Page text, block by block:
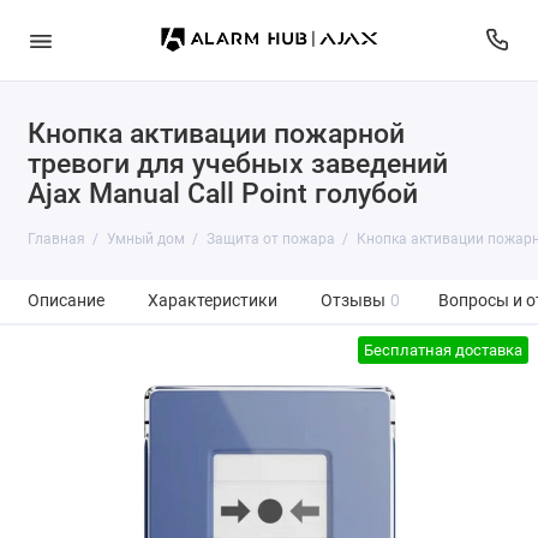
Кнопка активации пожарной
тревоги для учебных заведений
Ajax Manual Call Point голубой
Главная Умный дом Защита от пожара Кнопка активации
Описание Характеристики Отзывы 0 Вопросы и
Бесплатная доставка